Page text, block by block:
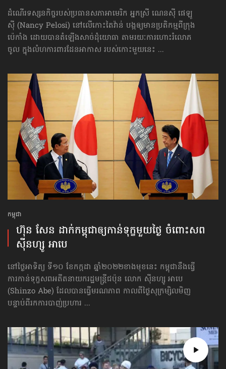
ដំណើរទស្សនកិច្ចរបស់ប្រធានសភាអាមេរិក អ្នកស្រី ណេនស៊ី ផេឡូ
ស៊ី (Nancy Pelosi) នៅលើកោះតៃវ៉ាន់ បង្កឲ្យមានប្រតិកម្មពីក្រុង
ប៉េកាំង ដោយបានតំឡើងសាច់ដុំយោធា តាមរយៈការហោះរំលោភ
ចូល ក្នុងលំហការពារដែនអាកាស របស់កោះមួយនេះ ...
កម្ពុជា
ហ៊ុន សែន ដាក់កម្ពុជា​ឲ្យកាន់ទុក្ខ​មួយថ្ងៃ ចំពោះសព
ស៊ីនហ្សូ អាបេ
នៅថ្ងៃអាទិត្យ ទី១០ ខែកក្កដា ឆ្នាំ២០២២ខាងមុខនេះ កម្ពុជានឹងធ្វើ
ការ​កាន់ទុក្ខ​សព​​អតីតនាយករដ្ឋមន្ត្រីជប៉ុន លោក ស៊ីនហ្សូ អាបេ
(Shinzo Abe) ដែលបានធ្វើមរណភាព កាលពីថ្ងៃសុក្រម្សិលមិញ
បន្ទាប់ពីរកការបាញ់ប្រហារ ...